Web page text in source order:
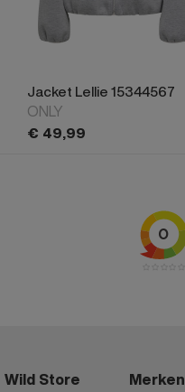
Jacket Lellie 15344567
ONLY
€ 49,99
Wild Store Merken